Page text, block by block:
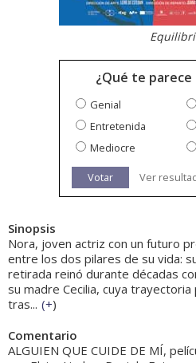
¿Qué te parece
Genial
Entretenida
Mediocre
Votar Ver
Sinopsis
Nora, joven actriz con un futuro
entre los dos pilares de su vida:
retirada reinó durante décadas
su madre Cecilia, cuya
tras... (+)
Comentario
ALGUIEN QUE CUIDE DE MÍ,